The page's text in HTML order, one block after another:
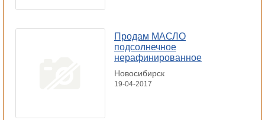
Продам МАСЛО
подсолнечное
нерафинированное
Новосибирск
19-04-2017